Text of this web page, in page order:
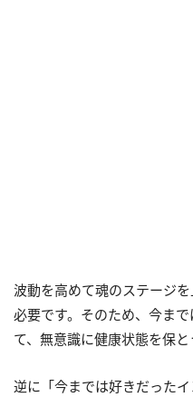
波動を高めて魂のステージ
必要です。そのため、今ま
て、無意識に健康状態を保と
逆に「今までは好きだった